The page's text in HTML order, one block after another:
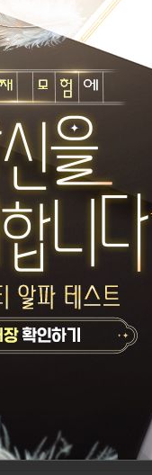
드문의 오독,태백제외
수호기사
설정된 길드가 없습니다.
카르제 이름이 없습니다.